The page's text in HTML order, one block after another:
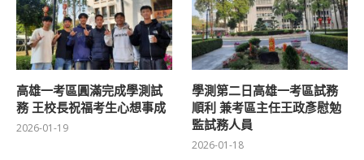
高雄一考區圓滿完成學測試
務 王校長祝福考生心想事成
2026-01-19
學測第二日高雄一考區試務
順利 兼考區主任王政彥慰勉
監試務人員
2026-01-18